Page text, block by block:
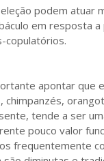
podem atuar
em resposta a
copulatórios.
apontar que
chimpanzés,
tende a ser
pouco valor
frequentemente